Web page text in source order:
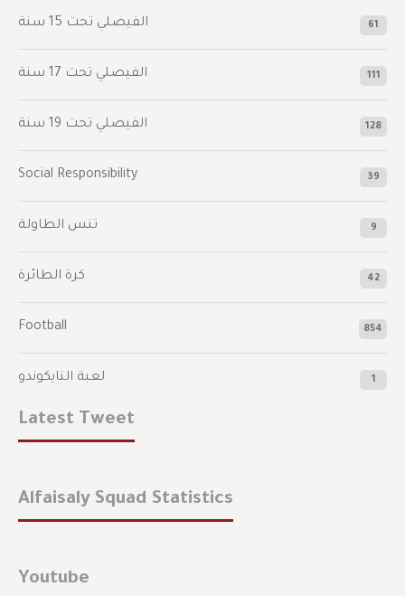
الفيصلي‬⁩ تحت 15 سنة 61
‫الفيصلي‬⁩ تحت 17 سنة 111
الفيصلي‬⁩ تحت 19 سنة 128
Social Responsibility 39
تنس الطاولة 9
كرة الطائرة 42
Football 854
لعبة التايكوندو 1
Latest Tweet
Alfaisaly Squad Statistics
Youtube